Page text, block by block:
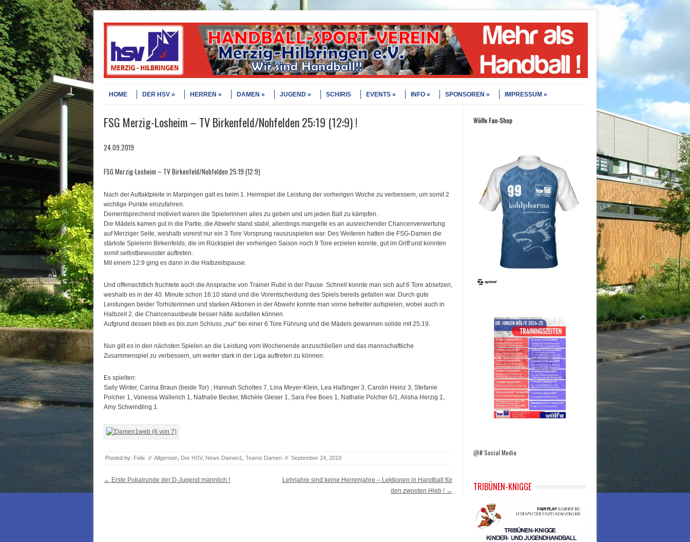
Menu
HOME
DER HSV HERREN DAMEN JUGEND SCHIRIS EVENTS INFO SPONSOREN IMPRESSUM
FSG Merzig-Losheim – TV Birkenfeld/Nohfelden 25:19 (12:9) !
24.09.2019
FSG Merzig-Losheim – TV Birkenfeld/Nohfelden 25:19 (12:9)
Nach der Auftaktpleite in Marpingen galt es beim 1. Heimspiel die Leistung der vorherigen Woche zu verbessern, um somit 2
wichtige Punkte einzufahren.
Dementsprechend motiviert waren die Spielerinnen alles zu geben und um jeden Ball zu kämpfen.
Die Mädels kamen gut in die Partie, die Abwehr stand stabil, allerdings mangelte es an ausreichender Chancenverwertung
auf Merziger Seite, weshalb vorerst nur ein 3 Tore Vorsprung rauszuspielen war. Des Weiteren hatten die FSG-Damen die
stärkste Spielerin Birkenfelds, die im Rückspiel der vorherigen Saison noch 9 Tore erzielen konnte, gut im Griff und konnten
somit selbstbewusster auftreten.
Mit einem 12:9 ging es dann in die Halbzeitspause.
Und offensichtlich fruchtete auch die Ansprache von Trainer Rubil in der Pause. Schnell konnte man sich auf 6 Tore absetzen,
weshalb es in der 40. Minute schon 16:10 stand und die Vorentscheidung des Spiels bereits gefallen war. Durch gute
Leistungen beider Torhüterinnen und starken Aktionen in der Abwehr konnte man vorne befreiter aufspielen, wobei auch in
Halbzeit 2. die Chancenausbeute besser hätte ausfallen können.
Aufgrund dessen blieb es bis zum Schluss „nur“ bei einer 6 Tore Führung und die Mädels gewannen solide mit 25:19.
Nun gilt es in den nächsten Spielen an die Leistung vom Wochenende anzuschließen und das mannschaftliche
Zusammenspiel zu verbessern, um weiter stark in der Liga auftreten zu können.
Es spielten:
Sally Winter, Carina Braun (beide Tor) ; Hannah Scholtes 7, Lina Meyer-Klein, Lea Haßinger 3, Carolin Heinz 3, Stefanie
Polcher 1, Vanessa Wallerich 1, Nathalie Becker, Michèle Gleser 1, Sara Fee Boes 1, Nathalie Polcher 6/1, Alisha Herzig 1,
Amy Schwindling 1.
Posted by: Felix // Allgemein Der HSV, News Damen1 Teams Damen // September 24, 2019
Post navigation
← Erste Pokalrunde der D-Jugend männlich !
Lehrjahre sind keine Herrenjahre – Lektionen in Handball für
den zwooten Hieb ! →
Wölfe Fan-Shop
@# Social Media
TRIBÜNEN-KNIGGE